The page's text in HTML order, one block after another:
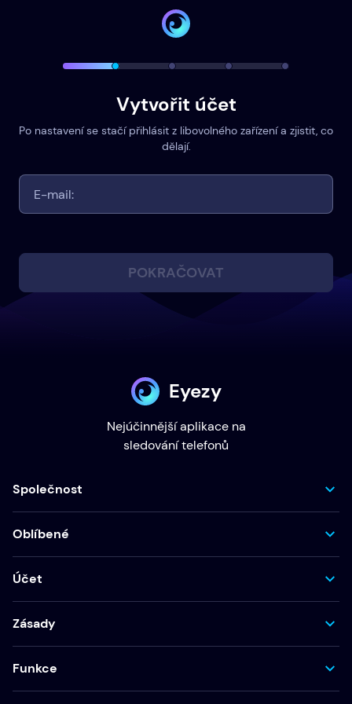
Vytvořit účet
Po nastavení se stačí přihlásit z libovolného zařízení a zjistit, co
dělají.
POKRAČOVAT
Eyezy
Nejúčinnější aplikace na
sledování telefonů
Společnost
Oblíbené
Účet
Zásady
Funkce